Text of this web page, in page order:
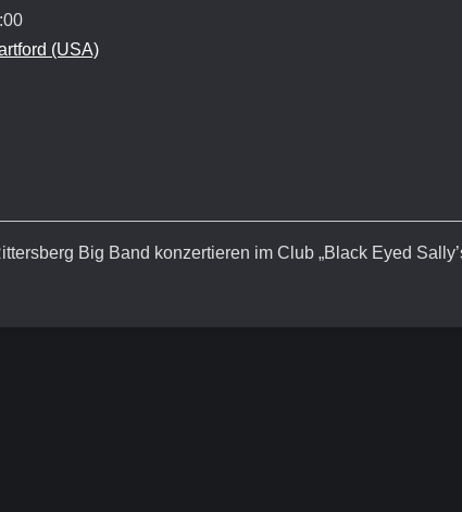
(USA)
Big Band konzertieren im Club „Black Eyed